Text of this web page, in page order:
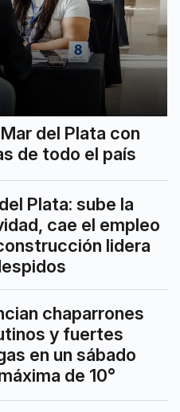
del Plata con
de todo el país
Plata: sube la
cae el empleo
lidera
chaparrones
y fuertes
en un sábado
de 10°